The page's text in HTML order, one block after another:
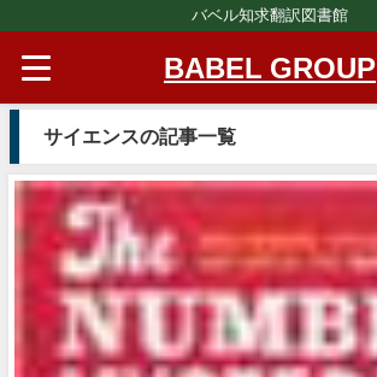
バベル知求翻訳図書館
BABEL GROUP
サイエンスの記事一覧